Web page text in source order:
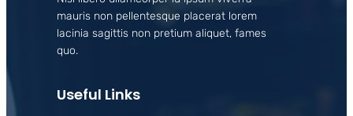
mauris non pellentesque placerat lorem
lacinia sagittis non pretium aliquet, fames
quo.
Useful Links